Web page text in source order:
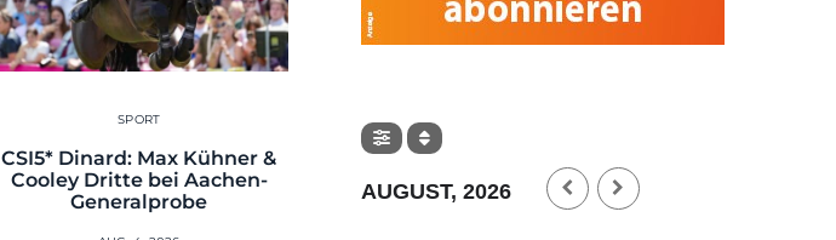
SPORT
CSI5* Dinard: Max Kühner &
Cooley Dritte bei Aachen-
Generalprobe
Steuer- und vereinsrechtliche
Fragen rund um das
Pferdezentrum Stadl-Paura
AUGUST, 2026